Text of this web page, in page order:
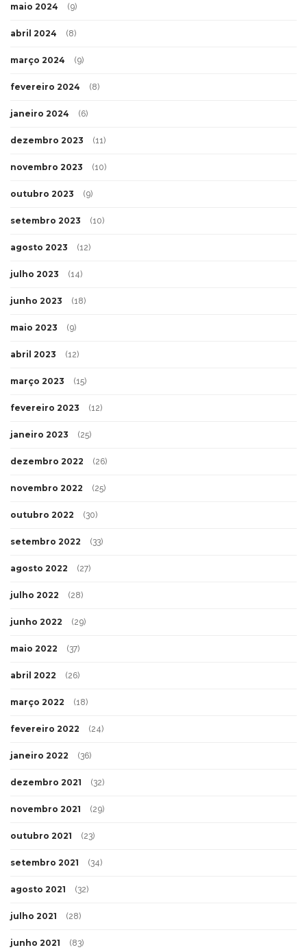
maio 2024 (9)
abril 2024 (8)
março 2024 (9)
fevereiro 2024 (8)
janeiro 2024 (6)
dezembro 2023 (11)
novembro 2023 (10)
outubro 2023 (9)
setembro 2023 (10)
agosto 2023 (12)
julho 2023 (14)
junho 2023 (18)
maio 2023 (9)
abril 2023 (12)
março 2023 (15)
fevereiro 2023 (12)
janeiro 2023 (25)
dezembro 2022 (26)
novembro 2022 (25)
outubro 2022 (30)
setembro 2022 (33)
agosto 2022 (27)
julho 2022 (28)
junho 2022 (29)
maio 2022 (37)
abril 2022 (26)
março 2022 (18)
fevereiro 2022 (24)
janeiro 2022 (36)
dezembro 2021 (32)
novembro 2021 (29)
outubro 2021 (23)
setembro 2021 (34)
agosto 2021 (32)
julho 2021 (28)
junho 2021 (83)